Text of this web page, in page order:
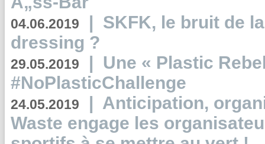
04.06.2019 | SKFK, le bruit de
dressing ?
29.05.2019 | Une « Plastic
#NoPlasticChallenge
24.05.2019 | Anticipation,
Waste engage les